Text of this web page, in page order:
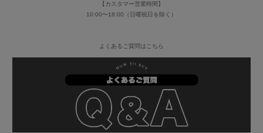
【カスタマー営業時間】
10:00〜18:00（日曜祝日を除く）
よくあるご質問はこちら